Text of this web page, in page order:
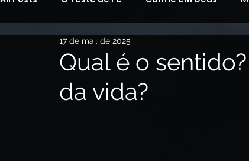
Discipulado Cristão
A Armadura de Deus, Devocional Bíblico Diário
Qual é o
da vida?
17 de mai. de 2025